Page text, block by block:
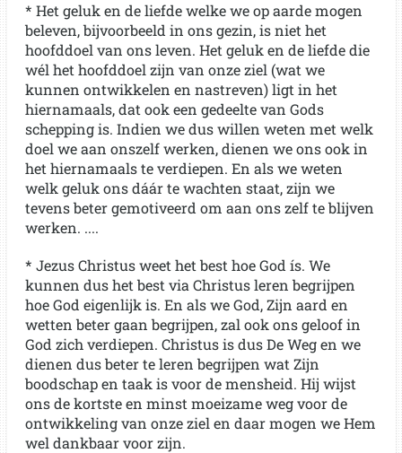
* Het geluk en de liefde welke we op aarde mogen
beleven, bijvoorbeeld in ons gezin, is niet het
hoofddoel van ons leven. Het geluk en de liefde die
wél het hoofddoel zijn van onze ziel (wat we
kunnen ontwikkelen en nastreven) ligt in het
hiernamaals, dat ook een gedeelte van Gods
schepping is. Indien we dus willen weten met welk
doel we aan onszelf werken, dienen we ons ook in
het hiernamaals te verdiepen. En als we weten
welk geluk ons dáár te wachten staat, zijn we
tevens beter gemotiveerd om aan ons zelf te blijven
werken. ....
* Jezus Christus weet het best hoe God ís. We
kunnen dus het best via Christus leren begrijpen
hoe God eigenlijk is. En als we God, Zijn aard en
wetten beter gaan begrijpen, zal ook ons geloof in
God zich verdiepen. Christus is dus De Weg en we
dienen dus beter te leren begrijpen wat Zijn
boodschap en taak is voor de mensheid. Hij wijst
ons de kortste en minst moeizame weg voor de
ontwikkeling van onze ziel en daar mogen we Hem
wel dankbaar voor zijn.